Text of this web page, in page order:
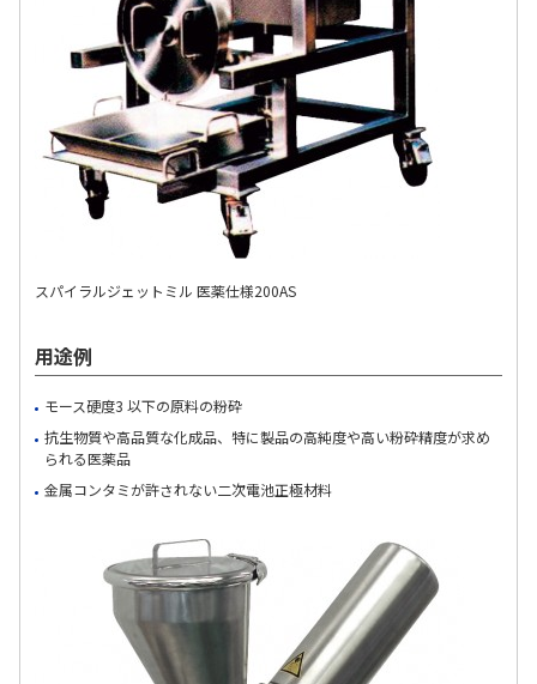
スパイラルジェットミル 医薬仕様200AS
用途例
モース硬度3 以下の原料の粉砕
抗生物質や高品質な化成品、特に製品の高純度や高い粉砕精度が求め
られる医薬品
金属コンタミが許されない二次電池正極材料